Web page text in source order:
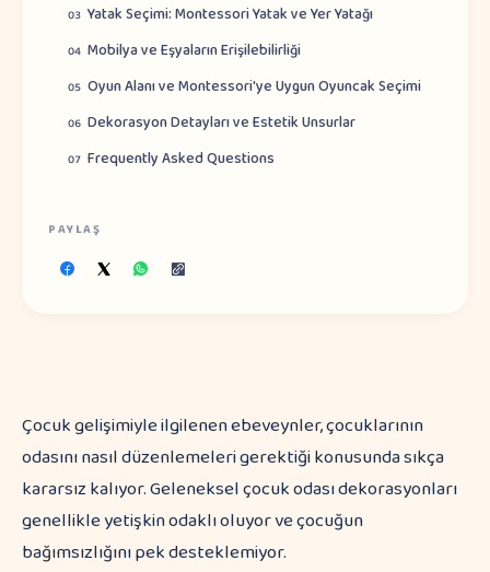
03 Yatak Seçimi: Montessori Yatak ve Yer Yatağı
04 Mobilya ve Eşyaların Erişilebilirliği
05 Oyun Alanı ve Montessori'ye Uygun Oyuncak Seçimi
06 Dekorasyon Detayları ve Estetik Unsurlar
07 Frequently Asked Questions
PAYLAŞ
Çocuk gelişimiyle ilgilenen ebeveynler, çocuklarının
odasını nasıl düzenlemeleri gerektiği konusunda sıkça
kararsız kalıyor. Geleneksel çocuk odası dekorasyonları
genellikle yetişkin odaklı oluyor ve çocuğun
bağımsızlığını pek desteklemiyor.